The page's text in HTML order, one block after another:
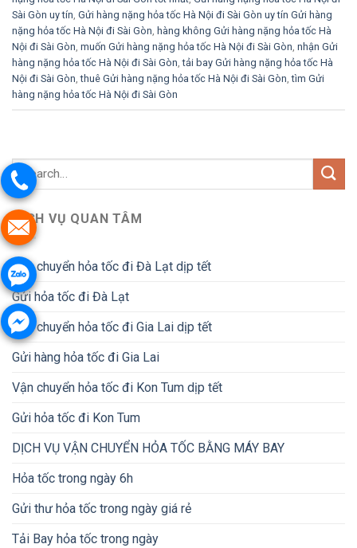
Sài Gòn uy tín, Gửi hàng nặng hỏa tốc Hà Nội đi Sài Gòn uy tín Gửi hàng
nặng hỏa tốc Hà Nội đi Sài Gòn, hàng không Gửi hàng nặng hỏa tốc Hà
Nội đi Sài Gòn, muốn Gửi hàng nặng hỏa tốc Hà Nội đi Sài Gòn, nhận Gửi
hàng nặng hỏa tốc Hà Nội đi Sài Gòn,tải bay Gửi hàng nặng hỏa tốc Hà
Nội đi Sài Gòn,thuê Gửi hàng nặng hỏa tốc Hà Nội đi Sài Gòn,tìm Gửi
hàng nặng hỏa tốc Hà Nội đi Sài Gòn
DỊCH VỤ QUAN TÂM
Vận chuyển hỏa tốc đi Đà Lạt dịp tết
Gửi hỏa tốc đi Đà Lạt
Vận chuyển hỏa tốc đi Gia Lai dịp tết
Gửi hàng hỏa tốc đi Gia Lai
Vận chuyển hỏa tốc đi Kon Tum dịp tết
Gửi hỏa tốc đi Kon Tum
DỊCH VỤ VẬN CHUYỂN HỎA TỐC BẰNG MÁY BAY
Hỏa tốc trong ngày 6h
Gửi thư hỏa tốc trong ngày giá rẻ
Tải Bay hỏa tốc trong ngày